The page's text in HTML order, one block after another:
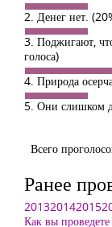
2. Денег нет.
3. Поджигают,
голоса)
4. Природа
5. Они слишком
Всего
Ранее
201320142015
Как вы